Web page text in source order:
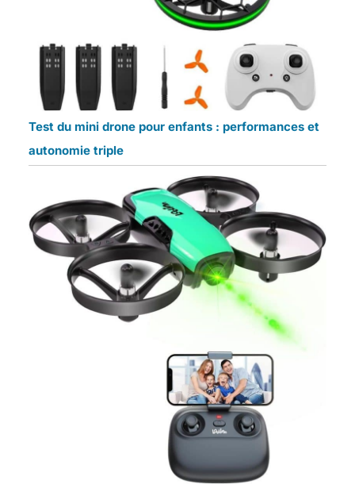
Test du mini drone pour enfants : performances et
autonomie triple